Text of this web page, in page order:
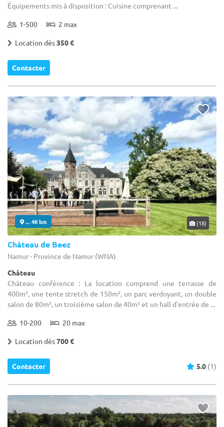
Équipements mis à disposition : Cuisine comprenant ...
1-500 2 max
Location dès350 €
Contacter
... 48 km (18)
Château de Beez
Namur - Province de Namur (WNA)
Château
Château conférence : La location comprend une terrasse de
400m², une tente stretch de 150m², un parc verdoyant, un double
salon de 80m², un troisième salon de 40m² et un hall d'entrée de ...
10-200 20 max
Location dès700 €
Contacter 5.0 (1)